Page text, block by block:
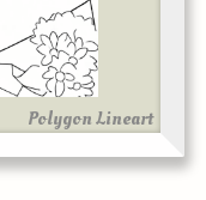
Polygon Lineart